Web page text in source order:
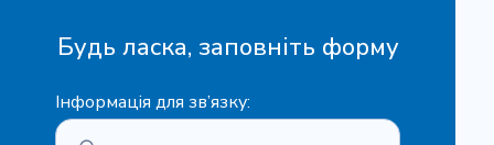
Будь ласка, заповніть форму
Інформація для зв’язку: